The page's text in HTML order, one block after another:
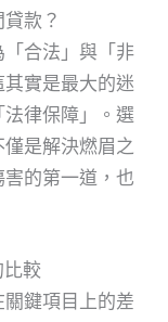
款？
合法」與「非
實是最大的迷
律保障」。選
僅是解決燃眉之
的第一道，也
較
鍵項目上的差